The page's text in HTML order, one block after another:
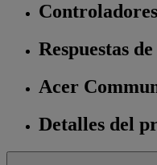
Respuestas
Acer
Detalles del